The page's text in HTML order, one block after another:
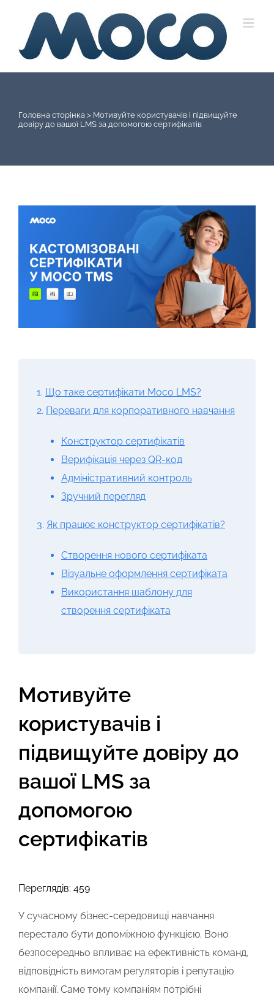
content
Головна сторінка > Мотивуйте користувачів і підвищуйте
довіру до вашої LMS за допомогою сертифікатів
Image
1. Що таке сертифікати Мосо LMS?
2. Переваги для корпоративного навчання
Конструктор сертифікатів
Верифікація через QR-код
Адміністративний контроль
Зручний перегляд
3. Як працює конструктор сертифікатів?
Створення нового сертифіката
Візуальне оформлення сертифіката
Використання шаблону для
створення сертифіката
Мотивуйте
користувачів і
підвищуйте довіру до
вашої LMS за
допомогою
сертифікатів
Переглядів: 459
У сучасному бізнес-середовищі навчання
перестало бути допоміжною функцією. Воно
безпосередньо впливає на ефективність команд,
відповідність вимогам регуляторів і репутацію
компанії. Саме тому компаніям потрібні